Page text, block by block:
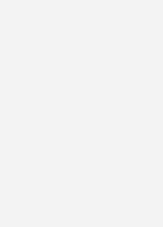
am
das
stiegen um
damit sogar